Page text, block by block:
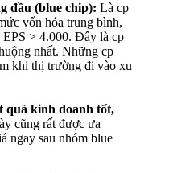
đầu (blue chip): Là cp
vốn hóa trung bình,
> 4.000. Đây là cp
nhất. Những cp
khi thị trường đi vào xu
quả kinh doanh tốt,
cũng rất được ưa
ngay sau nhóm blue